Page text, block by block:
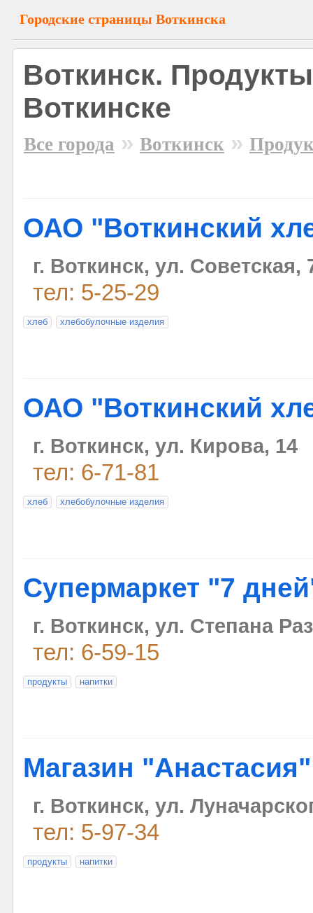
Городские страницы Воткинска
Воткинск.
Воткинске
Все города » Воткинск »
ОАО "Воткинский
г. Воткинск, ул. Советская,
тел: 5-25-29
хлеб хлебобулочные изделия
ОАО "Воткинский
г. Воткинск, ул. Кирова, 14
тел: 6-71-81
хлеб хлебобулочные изделия
Супермаркет "7
г. Воткинск, ул. Степана
тел: 6-59-15
продукты напитки
Магазин "Анастасия"
г. Воткинск, ул.
тел: 5-97-34
продукты напитки